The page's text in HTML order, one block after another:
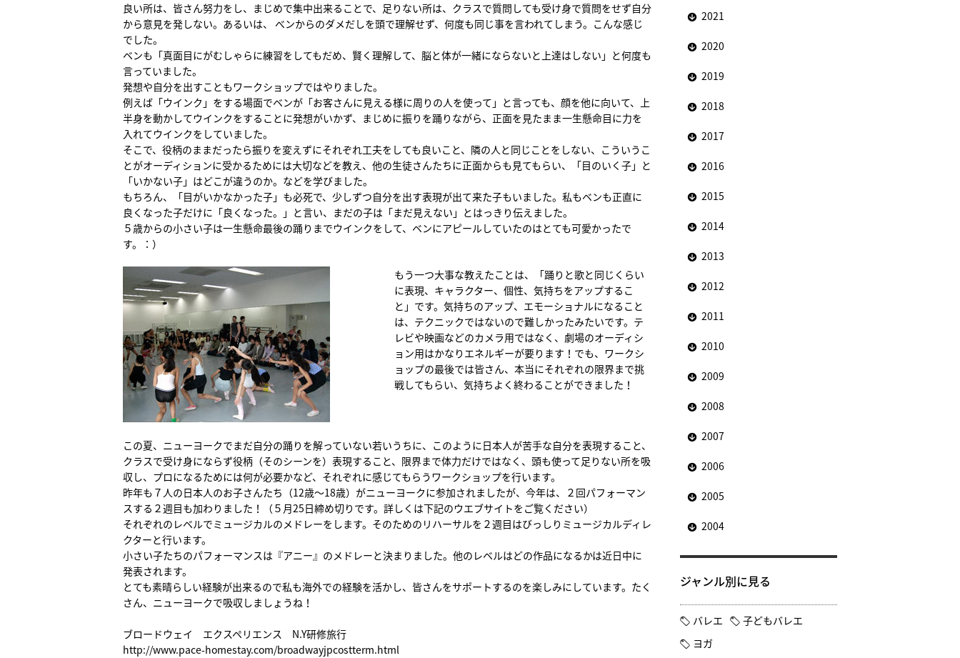
良い所は、皆さん努力をし、まじめで集中出来ることで、足りない所は、クラスで質問しても受け身で質問をせず自分
から意見を発しない。あるいは、 べンからのダメだしを頭で理解せず、何度も同じ事を言われてしまう。こんな感じ
でした。
ベンも「真面目にがむしゃらに練習をしてもだめ、賢く理解して、脳と体が一緒にならないと上達はしない」と何度も
言っていました。
発想や自分を出すこともワークショップではやりました。
例えば「ウインク」をする場面でベンが「お客さんに見える様に周りの人を使って」と言っても、顔を他に向いて、上
半身を動かしてウインクをすることに発想がいかず、まじめに振りを踊りながら、正面を見たまま一生懸命目に力を
入れてウインクをしていました。
そこで、役柄のままだったら振りを変えずにそれぞれ工夫をしても良いこと、隣の人と同じことをしない、こういうこ
とがオーディションに受かるためには大切などを教え、他の生徒さんたちに正面からも見てもらい、「目のいく子」と
「いかない子」はどこが違うのか。などを学びました。
もちろん、「目がいかなかった子」も必死で、少しずつ自分を出す表現が出て来た子もいました。私もベンも正直に
良くなった子だけに「良くなった。」と言い、まだの子は「まだ見えない」とはっきり伝えました。
５歳からの小さい子は一生懸命最後の踊りまでウインクをして、ベンにアピールしていたのはとても可愛かったで
す。：）
もう一つ大事な教えたことは、「踊りと歌と同じくらい
に表現、キャラクター、個性、気持ちをアップするこ
と」です。気持ちのアップ、エモーショナルになること
は、テクニックではないので難しかったみたいです。テ
レビや映画などのカメラ用ではなく、劇場のオーディシ
ョン用はかなりエネルギーが要ります！でも、ワークシ
ョップの最後では皆さん、本当にそれぞれの限界まで挑
戦してもらい、気持ちよく終わることができました！
この夏、ニューヨークでまだ自分の踊りを解っていない若いうちに、このように日本人が苦手な自分を表現すること、
クラスで受け身にならず役柄（そのシーンを）表現すること、限界まで体力だけではなく、頭も使って足りない所を吸
収し、プロになるためには何が必要かなど、それぞれに感じてもらうワークショップを行います。
昨年も７人の日本人のお子さんたち（12歳〜18歳）がニューヨークに参加されましたが、今年は、２回パフォーマン
スする２週目も加わりました！（５月25日締め切りです。詳しくは下記のウエブサイトをご覧ください）
それぞれのレベルでミュージカルのメドレーをします。そのためのリハーサルを２週目はびっしりミュージカルディレ
クターと行います。
小さい子たちのパフォーマンスは『アニー』のメドレーと決まりました。他のレベルはどの作品になるかは近日中に
発表されます。
とても素晴らしい経験が出来るので私も海外での経験を活かし、皆さんをサポートするのを楽しみにしています。たく
さん、ニューヨークで吸収しましょうね！
ブロードウェイ エクスペリエンス N.Y研修旅行
http://www.pace-homestay.com/broadwayjpcostterm.html
2021
2020
2019
2018
2017
2016
2015
2014
2013
2012
2011
2010
2009
2008
2007
2006
2005
2004
ジャンル別に見る
バレエ
子どもバレエ
ヨガ